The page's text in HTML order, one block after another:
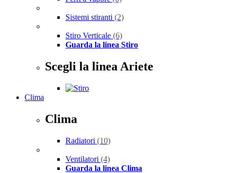
Sistemi stiranti (2)
Stiro Verticale (6)
Guarda la linea Stiro
Scegli la linea Ariete
Clima
Clima
Radiatori (10)
Ventilatori (4)
Guarda la linea Clima